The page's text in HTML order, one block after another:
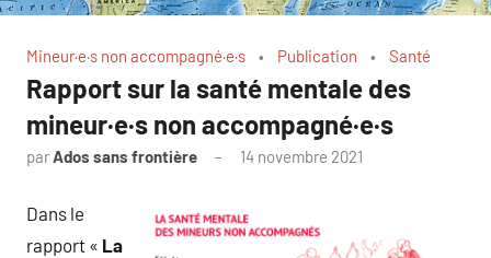
Mineur·e·s non accompagné·e·s Publication Santé
Rapport sur la santé mentale des
mineur·e·s non accompagné·e·s
parAdos sans frontière 14 novembre 2021
Dans le
rapport « La